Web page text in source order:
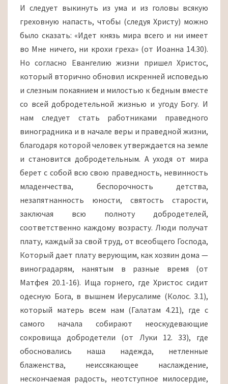
И следует выкинуть из ума и из головы всякую
греховную напасть, чтобы (следуя Христу) можно
было сказать: «Идет князь мира всего и ни имеет
во Мне ничего, ни крохи греха» (от Иоанна 14.30).
Но согласно Евангелию жизни пришел Христос,
который вторично обновил искренней исповедью
и слезным покаянием и милостью к бедным вместе
со всей добродетельной жизнью и угоду Богу. И
нам следует стать работниками праведного
виноградника и в начале веры и праведной жизни,
благодаря которой человек утверждается на земле
и становится добродетельным. А уходя от мира
берет с собой всю свою праведность, невинность
младенчества, беспорочность детства,
незапятнанность юности, святость старости,
заключая всю полноту добродетелей,
соответственно каждому возрасту. Люди получат
плату, каждый за свой труд, от всеобщего Господа,
Который дает плату верующим, как хозяин дома —
виноградарям, нанятым в разные время (от
Матфея 20.1-16). Ища горнего, где Христос сидит
одесную Бога, в вышнем Иерусалиме (Колос. 3.1),
который матерь всем нам (Галатам 4.21), где с
самого начала собирают неоскудевающие
сокровища добродетели (от Луки 12. 33), где
обосновались наша надежда, нетленные
блаженства, неиссякающее наслаждение,
нескончаемая радость, неотступное милосердие,